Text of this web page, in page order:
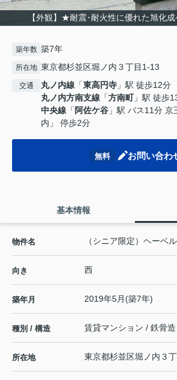
【外観】★耐震･耐火性に優れた旭化
築年数 築7年
所在地 東京都杉並区堀ノ内３丁目1-13
交通 丸ノ内線 「東高円寺 」駅 徒歩12分
丸ノ内方南支線 「方南町」駅 徒歩
中央線 「 阿佐ケ谷 」駅 バス11分 京
内」 停歩2分
無料 お問い合わ
基本情報
物件名 （シニア限定）ヘーベ
向き 西
築年月 2019年5月(築7年)
種別 / 構造 賃貸マンション / 鉄骨造
所在地 東京都杉並区堀ノ内 ３